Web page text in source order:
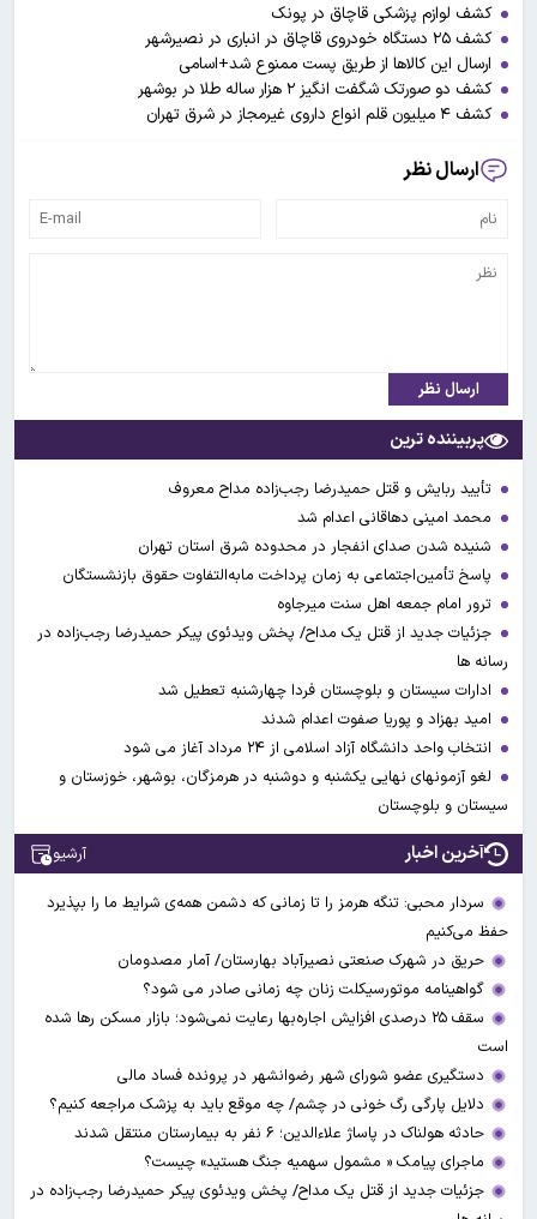
کشف لوازم پزشکی قاچاق در پونک
کشف ۲۵ دستگاه خودروی قاچاق در انباری در نصیرشهر
ارسال این کالاها از طریق پست ممنوع شد+اسامی
کشف دو صورتک شگفت انگیز ۲ هزار ساله طلا در بوشهر
کشف ۴ میلیون قلم انواع داروی غیرمجاز در شرق تهران
ارسال نظر
ارسال نظر
پربیننده ترین
تأیید ربایش و قتل حمیدرضا رجب‌زاده مداح معروف
محمد امینی دهاقانی اعدام شد
شنیده شدن صدای انفجار در محدوده شرق استان تهران
پاسخ تأمین‌اجتماعی به زمان پرداخت مابه‌التفاوت حقوق بازنشستگان
ترور امام جمعه اهل سنت میرجاوه
جزئیات جدید از قتل یک مداح/ پخش ویدئوی پیکر حمیدرضا رجب‌زاده در
رسانه ها
ادارات سیستان و بلوچستان فردا چهارشنبه تعطیل شد
امید بهزاد و پوریا صفوت اعدام شدند
انتخاب واحد دانشگاه آزاد اسلامی از ۲۴ مرداد آغاز می شود
لغو آزمونهای نهایی یکشنبه و دوشنبه در هرمزگان، بوشهر، خوزستان و
سیستان و بلوچستان
آخرین اخبار آرشیو
سردار محبی: تنگه هرمز را تا زمانی که دشمن همه‌ی شرایط ما را بپذیرد
حفظ می‌کنیم
حریق در شهرک صنعتی نصیرآباد بهارستان/ آمار مصدومان
گواهینامه موتورسیکلت زنان چه زمانی صادر می شود؟
سقف ۲۵ درصدی افزایش اجاره‌بها رعایت نمی‌شود؛ بازار مسکن رها شده
است
دستگیری عضو شورای شهر رضوانشهر در پرونده فساد مالی
دلایل پارگی رگ خونی در چشم/ چه موقع باید به پزشک مراجعه کنیم؟
حادثه هولناک در پاساژ علاءالدین؛ ۶ نفر به بیمارستان منتقل شدند
ماجرای پیامک « مشمول سهمیه جنگ هستید» چیست؟
جزئیات جدید از قتل یک مداح/ پخش ویدئوی پیکر حمیدرضا رجب‌زاده در